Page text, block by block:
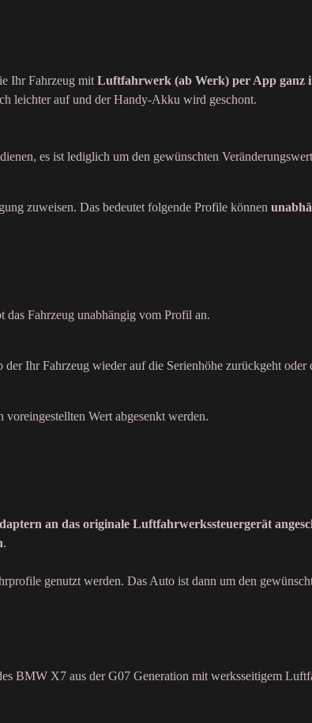
Ihr Fahrzeug mit Luftfahrwerk (ab Werk) per App ganz
leichter auf und der Handy-Akku wird geschont.
es ist lediglich um den gewünschten
zuweisen. Das bedeutet folgende Profile können
Fahrzeug unabhängig vom Profil an.
Ihr Fahrzeug wieder auf die Serienhöhe zurückgeht
Wert abgesenkt werden.
an das originale Luftfahrwerkssteuergerät
.
genutzt werden. Das Auto ist dann um den
BMW X7 aus der G07 Generation mit werksseitigem